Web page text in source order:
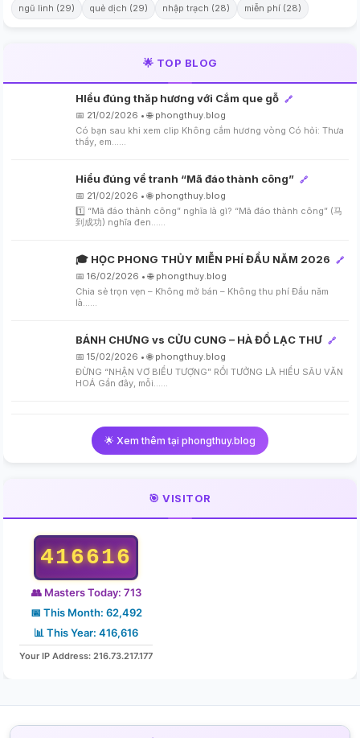
ngũ linh (29)
quẻ dịch (29) nhập trạch (28) miễn phí (28)
🌟 TOP BLOG
HIểu đúng thăp hương với Cắm que gỗ 🔗
📅 21/02/2026 • 🌐 phongthuy.blog
Có bạn sau khi xem clip Không cắm hương vòng Có hỏi: Thưa
thầy, em…...
Hiểu đúng về tranh “Mã đáo thành công” 🔗
📅 21/02/2026 • 🌐 phongthuy.blog
1️⃣ “Mã đáo thành công” nghĩa là gì? “Mã đáo thành công” (马
到成功) nghĩa đen…...
🎓 HỌC PHONG THỦY MIỄN PHÍ ĐẦU NĂM 2026 🔗
📅 16/02/2026 • 🌐 phongthuy.blog
Chia sẻ trọn vẹn – Không mở bán – Không thu phí Đầu năm
là…...
BÁNH CHƯNG vs CỬU CUNG – HÀ ĐỒ LẠC THƯ 🔗
📅 15/02/2026 • 🌐 phongthuy.blog
ĐỪNG “NHẬN VƠ BIỂU TƯỢNG” RỒI TƯỞNG LÀ HIỂU SÂU VĂN
HOÁ Gần đây, mỗi…...
🌟 Xem thêm tại phongthuy.blog
🎯 VISITOR
416616
👥 Masters Today: 713
📅 This Month: 62,492
📊 This Year: 416,616
Your IP Address: 216.73.217.177